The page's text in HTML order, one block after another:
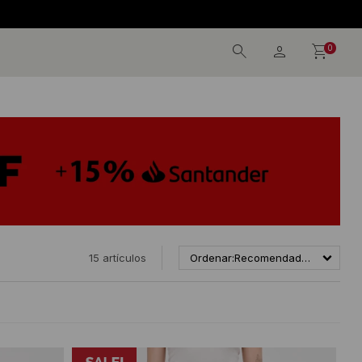
0
15 artículos Recomendados